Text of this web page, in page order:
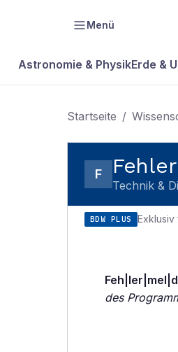
Menü
Astronomie & PhysikErde &
Startseite /
F
Technik &
BDW PLUS Exklusiv
des